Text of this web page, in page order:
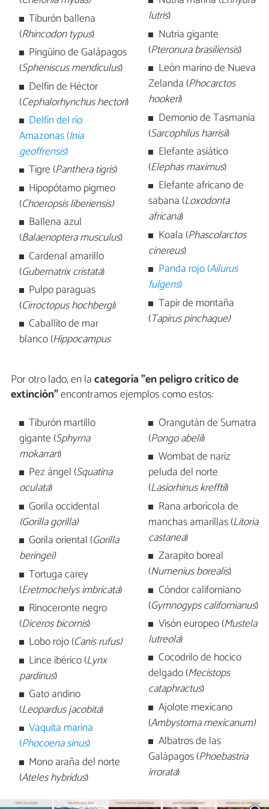
Tiburón ballena
(Rhincodon typus)
Pingüino de Galápagos
(Spheniscus mendiculus)
Delfín de Héctor
(Cephalorhynchus hectori)
Delfín del río
Amazonas (Inia
geoffrensis)
Tigre (Panthera tigris)
Hipopótamo pigmeo
(Choeropsis liberiensis)
Ballena azul
(Balaenoptera musculus)
Cardenal amarillo
(Gubernatrix cristata)
Pulpo paraguas
(Cirroctopus hochbergi)
Caballito de mar
blanco (Hippocampus
lutris)
Nutria gigante
(Pteronura brasiliensis)
León marino de Nueva
Zelanda (Phocarctos
hookeri)
Demonio de Tasmania
(Sarcophilus harrisii)
Elefante asiático
(Elephas maximus)
Elefante africano de
sabana (Loxodonta
africana)
Koala (Phascolarctos
cinereus)
Panda rojo (Ailurus
fulgens)
Tapir de montaña
(Tapirus pinchaque)
Por otro lado, en lacategoría "en peligro crítico de
extinción"encontramos ejemplos como estos:
Tiburón martillo
gigante (Sphyrna
mokarran)
Pez ángel (Squatina
oculata)
Gorila occidental
(Gorilla gorilla)
Gorila oriental (Gorilla
beringei)
Tortuga carey
(Eretmochelys imbricata)
Rinoceronte negro
(Diceros bicornis)
Lobo rojo (Canis rufus)
Lince ibérico (Lynx
pardinus)
Gato andino
(Leopardus jacobita)
Vaquita marina
(Phocoena sinus)
Mono araña del norte
(Ateles hybridus)
Orangután de Sumatra
(Pongo abelii)
Wombat de nariz
peluda del norte
(Lasiorhinus krefftii)
Rana arborícola de
manchas amarillas (Litoria
castanea)
Zarapito boreal
(Numenius borealis)
Cóndor californiano
(Gymnogyps californianus)
Visón europeo (Mustela
lutreola)
Cocodrilo de hocico
delgado (Mecistops
cataphractus)
Ajolote mexicano
(Ambystoma mexicanum)
Albatros de las
Galápagos (Phoebastria
irrorata)